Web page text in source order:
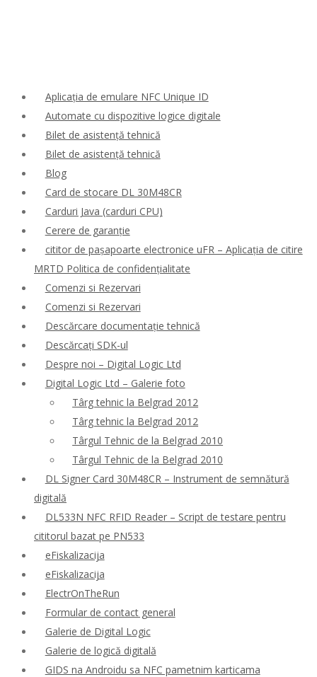
Aplicația de emulare NFC Unique ID
Automate cu dispozitive logice digitale
Bilet de asistență tehnică
Bilet de asistență tehnică
Blog
Card de stocare DL 30M48CR
Carduri Java (carduri CPU)
Cerere de garanție
cititor de pașapoarte electronice uFR – Aplicația de citire
MRTD Politica de confidențialitate
Comenzi si Rezervari
Comenzi si Rezervari
Descărcare documentație tehnică
Descărcați SDK-ul
Despre noi – Digital Logic Ltd
Digital Logic Ltd – Galerie foto
Târg tehnic la Belgrad 2012
Târg tehnic la Belgrad 2012
Târgul Tehnic de la Belgrad 2010
Târgul Tehnic de la Belgrad 2010
DL Signer Card 30M48CR – Instrument de semnătură
digitală
DL533N NFC RFID Reader – Script de testare pentru
cititorul bazat pe PN533
eFiskalizacija
eFiskalizacija
ElectrOnTheRun
Formular de contact general
Galerie de Digital Logic
Galerie de logică digitală
GIDS na Androidu sa NFC pametnim karticama